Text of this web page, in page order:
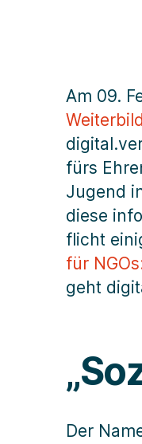
Am 09.
fürs
Jugend
diese
flicht
für
geht
Der